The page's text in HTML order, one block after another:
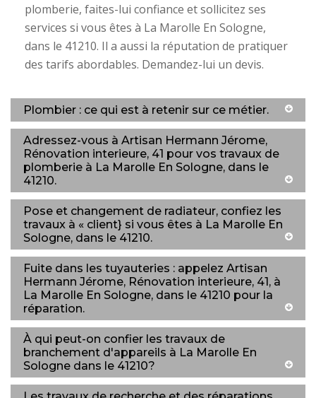
plomberie, faites-lui confiance et sollicitez ses
services si vous êtes à La Marolle En Sologne,
dans le 41210. Il a aussi la réputation de pratiquer
des tarifs abordables. Demandez-lui un devis.
Plombier : ce qui est à retenir sur ce métier.
Adressez-vous à Artisan Hermann Jérome,
Rénovation interieure, 41 pour vos travaux de
plomberie à La Marolle En Sologne, dans le
41210.
Pose et changement de radiateur, confiez les
travaux à « client} si vous êtes à La Marolle En
Sologne, dans le 41210.
Fuite dans les tuyauteries : appelez Artisan
Hermann Jérome, Rénovation interieure, 41, à
La Marolle En Sologne, dans le 41210 pour la
réparation.
À qui peut-on confier les travaux de
branchement d'appareils à La Marolle En
Sologne dans le 41210?